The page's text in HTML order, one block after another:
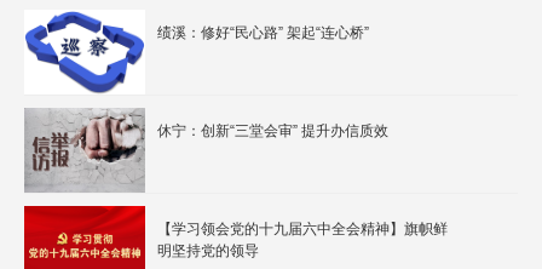
绩溪：修好“民心路” 架起“连心桥”
休宁：创新“三堂会审” 提升办信质效
【学习领会党的十九届六中全会精神】旗帜鲜
明坚持党的领导